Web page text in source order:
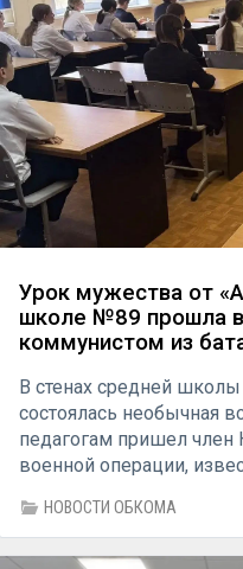
Урок мужества от
школе №89 прошла
коммунистом из
В стенах средней
состоялась необычная
педагогам пришел член
военной операции,
мероприятия выступил
Санников.
НОВОСТИ ОБКОМА